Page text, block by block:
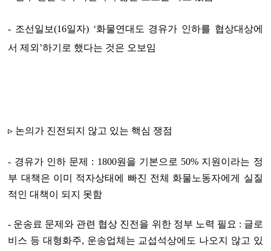
- 조선일보(16일자) ‘화물연대도 경유가 인하를 협상대상에
서 제외’하기로 했다는 것은 오보임
▹ 논의가 진전되지 않고 있는 핵심 쟁점
- 경유가 인하 문제 : 1800원을 기본으로 50% 지원이라는 정
부 대책은 이미 적자상태에 빠진 전체 화물노동자에게 실질
적인 대책이 되지 못함
- 운송료 문제와 관련 협상 진전을 위한 정부 노력 필요 : 글로
비스 등 대형화주, 운송업체는 교섭석상에도 나오지 않고 있